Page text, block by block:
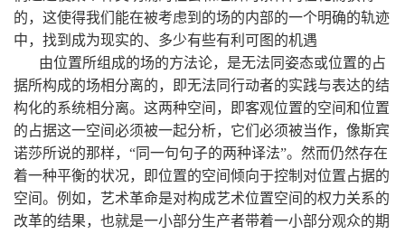
的，这使得我们能在被考虑到的场的内部的一个明确的轨迹
中，找到成为现实的、多少有些有利可图的机遇
由位置所组成的场的方法论，是无法同姿态或位置的占
据所构成的场相分离的，即无法同行动者的实践与表达的结
构化的系统相分离。这两种空间，即客观位置的空间和位置
的占据这一空间必须被一起分析，它们必须被当作，像斯宾
诺莎所说的那样，“同一句句子的两种译法”。然而仍然存在
着一种平衡的状况，即位置的空间倾向于控制对位置占据的
空间。例如，艺术革命是对构成艺术位置空间的权力关系的
改革的结果，也就是一小部分生产者带着一小部分观众的期